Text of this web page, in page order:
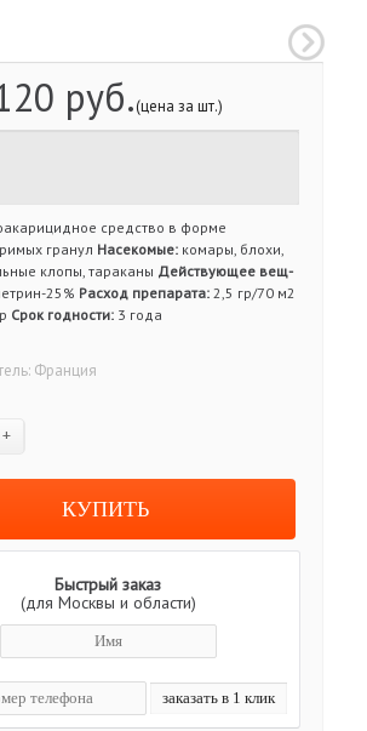
руб.(цена за шт.)
средство в форме
гранул Насекомые: комары, блохи,
клопы, тараканы Действующее вещ-
25% Расход препарата: 2,5 гр/70 м2
Срок годности: 3 года
Франция
+
Быстрый заказ
(для Москвы и области)